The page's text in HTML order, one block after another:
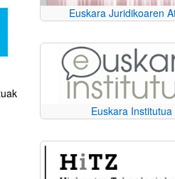
Euskara Juridikoaren
Euskara Institutua